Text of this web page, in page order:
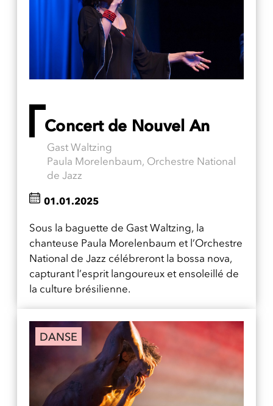
Concert de Nouvel An
Gast Waltzing
Paula Morelenbaum, Orchestre National
de Jazz
Sous la baguette de Gast Waltzing, la
chanteuse Paula Morelenbaum et l’Orchestre
National de Jazz célébreront la bossa nova,
capturant l’esprit langoureux et ensoleillé de
la culture brésilienne.
01.01.2025
DANSE